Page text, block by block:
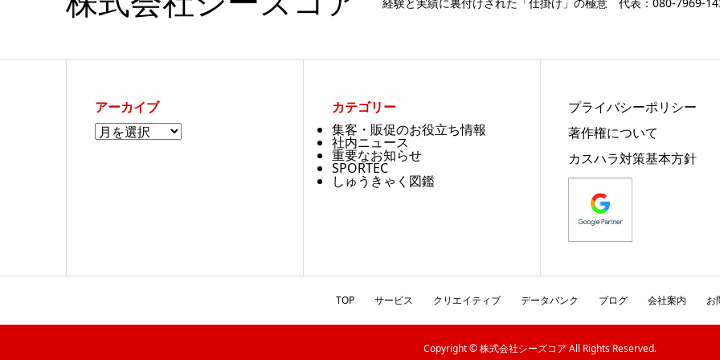
経験と実績に裏付けされた「仕掛け」の極意 代表：080-7969-
アーカイブ
ア
ー
カテゴリー
集客・販促のお役立ち情報
社内ニュース
重要なお知らせ
SPORTEC
しゅうきゃく図鑑
プライバシーポリシー
著作権について
カスハラ対策基本方針
TOP サービス クリエイティブ データバンク ブログ 会社案内 お
Copyright © 株式会社シーズコア All Rights Reserved.